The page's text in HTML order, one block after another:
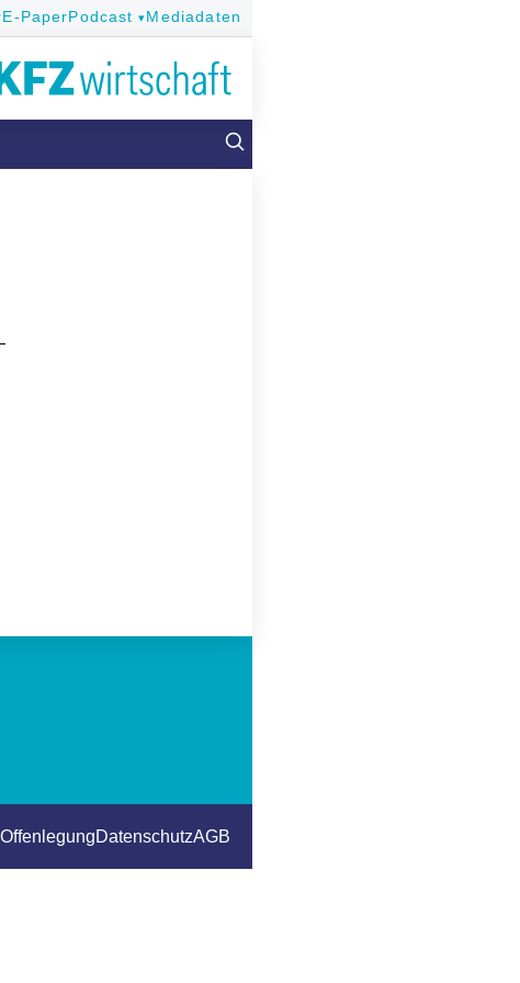
E-PaperPodcast Mediadaten
OffenlegungDatenschutzAGB